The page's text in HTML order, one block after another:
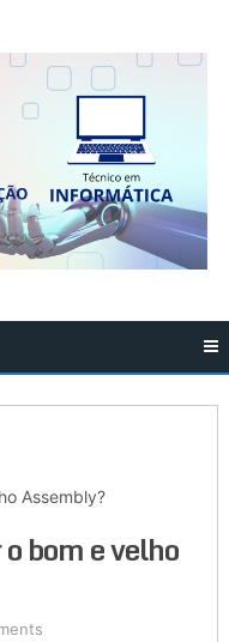
Assembly?
bom e velho